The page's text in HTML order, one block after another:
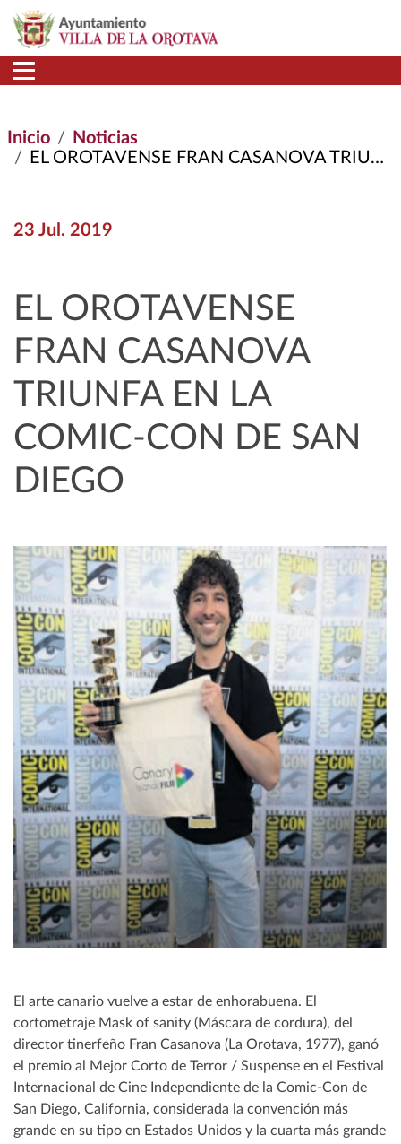
Pasar al contenido principal
Inicio
Noticias
EL OROTAVENSE FRAN CASANOVA TRIUNFA EN LA COMIC-CON DE SAN DIEGO
23 Jul. 2019
EL OROTAVENSE
FRAN CASANOVA
TRIUNFA EN LA
COMIC-CON DE SAN
DIEGO
El arte canario vuelve a estar de enhorabuena. El
cortometraje Mask of sanity (Máscara de cordura), del
director tinerfeño Fran Casanova (La Orotava, 1977), ganó
el premio al Mejor Corto de Terror / Suspense en el Festival
Internacional de Cine Independiente de la Comic-Con de
San Diego, California, considerada la convención más
grande en su tipo en Estados Unidos y la cuarta más grande